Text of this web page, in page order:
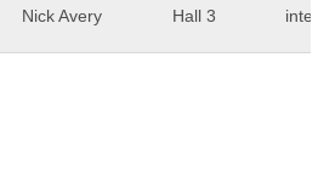
Nick Avery Hall 3